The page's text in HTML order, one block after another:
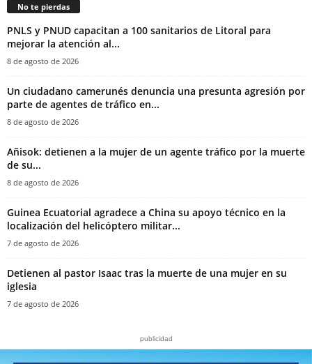
No te pierdas
PNLS y PNUD capacitan a 100 sanitarios de Litoral para
mejorar la atención al...
8 de agosto de 2026
‎Un ciudadano camerunés denuncia una presunta agresión por
parte de agentes de tráfico en...
8 de agosto de 2026
Añisok: detienen a la mujer de un agente tráfico por la muerte
de su...
8 de agosto de 2026
Guinea Ecuatorial agradece a China su apoyo técnico en la
localización del helicóptero militar...
7 de agosto de 2026
‎Detienen al pastor Isaac tras la muerte de una mujer en su
iglesia‎
7 de agosto de 2026
publicidad